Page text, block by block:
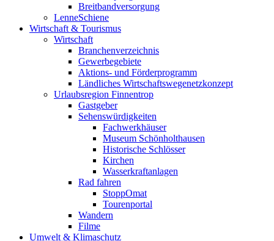
Breitbandversorgung
LenneSchiene
Wirtschaft & Tourismus
Wirtschaft
Branchenverzeichnis
Gewerbegebiete
Aktions- und Förderprogramm
Ländliches Wirtschaftswegenetzkonzept
Urlaubsregion Finnentrop
Gastgeber
Sehenswürdigkeiten
Fachwerkhäuser
Museum Schönholthausen
Historische Schlösser
Kirchen
Wasserkraftanlagen
Rad fahren
StoppOmat
Tourenportal
Wandern
Filme
Umwelt & Klimaschutz